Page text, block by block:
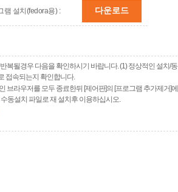
램 설치(fedora용) : 다운로드
복될경우 다음을 확인하시기 바랍니다. (1) 정상적인 설치/
접속되는지 확인합니다.
브라우저를 모두 종료한뒤 [제어판]의 [프로그램 추가제거]
수동설치 파일로 재 설치후 이용하십시오.